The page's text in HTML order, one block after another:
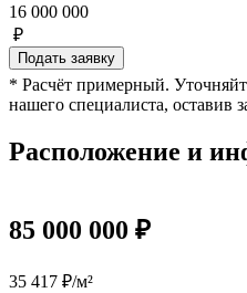
16 000 000
₽
Подать заявку
* Расчёт примерный.
нашего специалиста, оставив
Расположение и
85 000 000 ₽
35 417 ₽/м²